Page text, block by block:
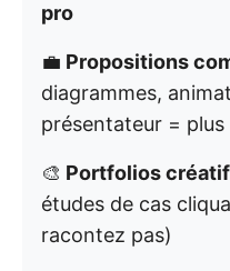
pro
💼 Propositions
diagrammes,
présentateur =
🎨 Portfolios
études de cas
racontez pas)